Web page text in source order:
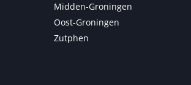
Midden-Groningen
Oost-Groningen
Zutphen